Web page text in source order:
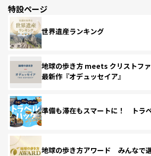
特設ページ
世界遺産ランキング
地球の歩き方 meets クリストフ
最新作『オデュッセイア』
準備も滞在もスマートに！ トラ
地球の歩き方アワード みんなで選